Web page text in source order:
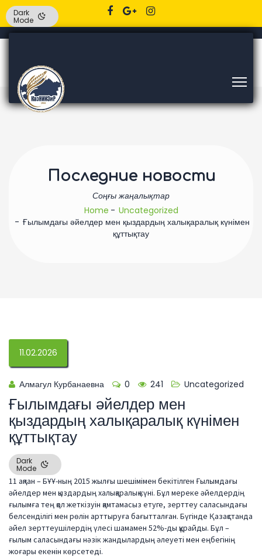
Последние новости
Соңғы жаңалықтар
Home
Uncategorized
Ғылымдағы әйелдер мен қыздардың халықаралық күнімен
құттықтау
11.02.2026
Алмагул Курбанаевна 0 241 Uncategorized
Ғылымдағы әйелдер мен
қыздардың халықаралық күнімен
құттықтау
Dark
Mode
11 ақпан – БҰҰ-ның 2015 жылғы шешімімен бекітілген Ғылымдағы
әйелдер мен қыздардың халықаралық күні. Бұл мереке әйелдердің
ғылымға тең қол жеткізуін қамтамасыз етуге, зерттеу саласындағы
белсенділігі мен рөлін арттыруға бағытталған. Бүгінде Қазақстанда
әйел зерттеушілердің үлесі шамамен 52%-ды құрайды. Бұл –
ғылым саласындағы нәзік жандылардың әлеуеті мен еңбегінің
жоғары екенін көрсетеді.
Dark
Mode